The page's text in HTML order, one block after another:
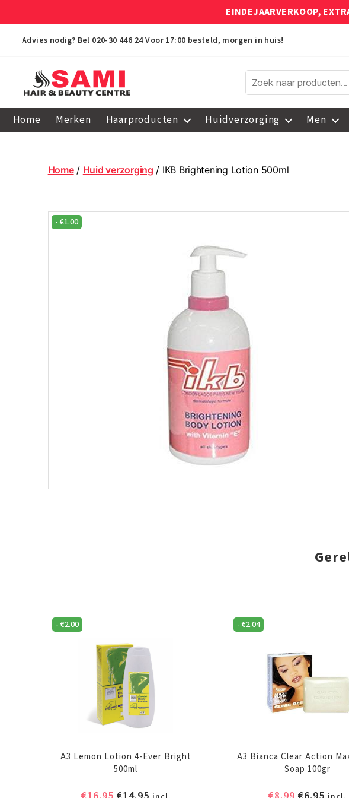
EINDEJAARVERKOOP,
Advies nodig? Bel 020-30 446 24 Voor 17:00 besteld, morgen in huis!
Hair
Centre
Home Merken Haarproducten Huidverzorging Men
Home/ Huid verzorging / IKB Brightening Lotion 500ml
- €1.00
- €2.00
A3 Lemon Lotion 4-Ever Bright
500ml
-€2.04
A3 Bianca Clear Action
Soap 100gr